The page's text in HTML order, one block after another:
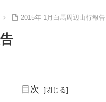
2015年 1月白馬周辺山行報告
目次